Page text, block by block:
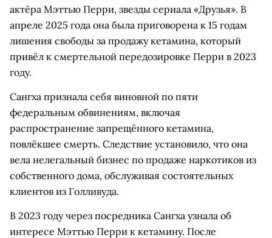
актёра Мэттью Перри, звезды сериала «Друзья». В
апреле 2025 года она была приговорена к 15 годам
лишения свободы за продажу кетамина, который
привёл к смертельной передозировке Перри в 2023
году.
Сангха признала себя виновной по пяти
федеральным обвинениям, включая
распространение запрещённого кетамина,
повлёкшее смерть. Следствие установило, что она
вела нелегальный бизнес по продаже наркотиков из
собственного дома, обслуживая состоятельных
клиентов из Голливуда.
В 2023 году через посредника Сангха узнала об
интересе Мэттью Перри к кетамину. После